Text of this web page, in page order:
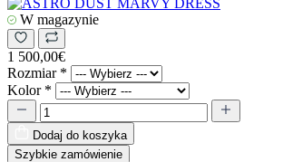
W magazynie
1 500,00€
Rozmiar *
Kolor *
Dodaj do koszyka
Szybkie zamówienie